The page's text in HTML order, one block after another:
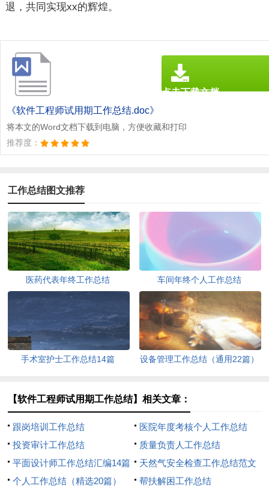
退，共同实现xx的辉煌。
《软件工程师试用期工作总结.doc》
将本文的Word文档下载到电脑，方便收藏和打印
推荐度：
点击下载文档
工作总结图文推荐
医药代表年终工作总结 车间年终个人工作总结
手术室护士工作总结14篇 设备管理工作总结（通用22篇）
【软件工程师试用期工作总结】相关文章：
跟岗培训工作总结
医院年度考核个人工作总结
投资审计工作总结
质量负责人工作总结
平面设计师工作总结汇编14篇
天然气安全检查工作总结范文
（通用11篇）
个人工作总结（精选20篇） 帮扶解困工作总结